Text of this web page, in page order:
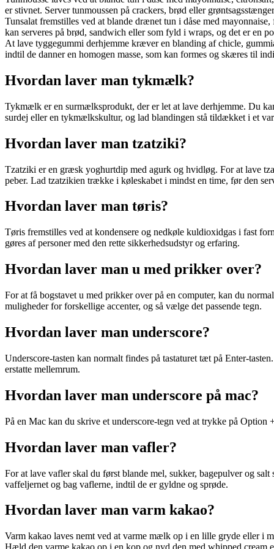
er stivnet. Server tunmoussen på crackers, brød eller
Tunsalat fremstilles ved at blande drænet tun i dåse med
kan serveres på brød, sandwich eller som fyld i wraps, og det er en
At lave tyggegummi derhjemme kræver en blanding af chicle,
indtil de danner en homogen masse, som kan formes og skæres til
Hvordan laver man tykmælk?
Tykmælk er en surmælksprodukt, der er let at lave derhjemme. Du
surdej eller en tykmælkskultur, og lad blandingen stå tildækket i et
Hvordan laver man tzatziki?
Tzatziki er en græsk yoghurtdip med agurk og hvidløg. For at lave
peber. Lad tzatzikien trække i køleskabet i mindst en time, før den
Hvordan laver man tøris?
Tøris fremstilles ved at kondensere og nedkøle kuldioxidgas i fast
gøres af personer med den rette sikkerhedsudstyr og erfaring.
Hvordan laver man u med prikker over?
For at få bogstavet u med prikker over på en computer, kan du
muligheder for forskellige accenter, og så vælge det passende tegn.
Hvordan laver man underscore?
Underscore-tasten kan normalt findes på tastaturet tæt på Enter-
erstatte mellemrum.
Hvordan laver man underscore på mac?
På en Mac kan du skrive et underscore-tegn ved at trykke på Option
Hvordan laver man vafler?
For at lave vafler skal du først blande mel, sukker, bagepulver og
vaffeljernet og bag vaflerne, indtil de er gyldne og sprøde.
Hvordan laver man varm kakao?
Varm kakao laves nemt ved at varme mælk op i en lille gryde eller i